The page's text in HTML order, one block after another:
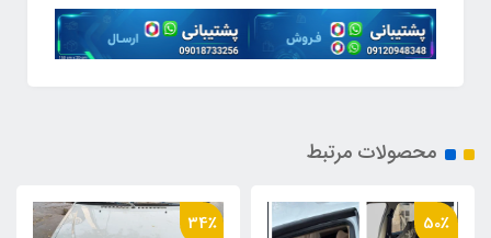
محصولات مرتبط
34٪ 56٪